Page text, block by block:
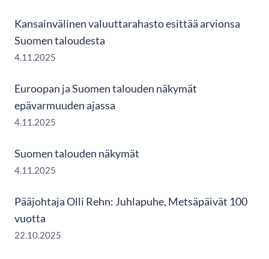
Kansainvälinen valuuttarahasto esittää arvionsa
Suomen taloudesta
4.11.2025
Euroopan ja Suomen talouden näkymät
epävarmuuden ajassa
4.11.2025
Suomen talouden näkymät
4.11.2025
Pääjohtaja Olli Rehn: Juhlapuhe, Metsäpäivät 100
vuotta
22.10.2025